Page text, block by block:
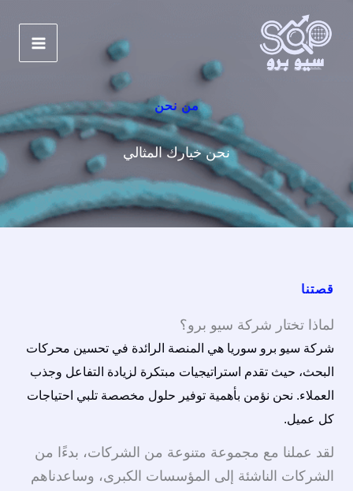
المحتوى
من نحن
نحن خيارك المثالي
قصتنا
لماذا تختار شركة سيو برو؟
شركة سيو برو سوريا هي المنصة الرائدة في تحسين محركات
البحث، حيث تقدم استراتيجيات مبتكرة لزيادة التفاعل وجذب
العملاء. نحن نؤمن بأهمية توفير حلول مخصصة تلبي احتياجات
كل عميل.
لقد عملنا مع مجموعة متنوعة من الشركات، بدءًا من
الشركات الناشئة إلى المؤسسات الكبرى، وساعدناهم